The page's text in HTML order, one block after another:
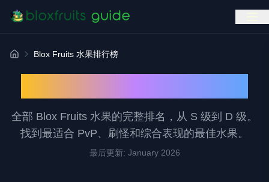
首页
Blox Fruits 水果排行榜
全部 Blox Fruits 水果的完整排名，从 S 级到 D 级。
找到最适合 PvP、刷怪和综合表现的最佳水果。
最后更新: January 2026